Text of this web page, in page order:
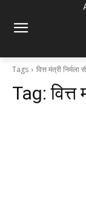
Tags वित्त मंत्री निर्मला
Tag:वित्त